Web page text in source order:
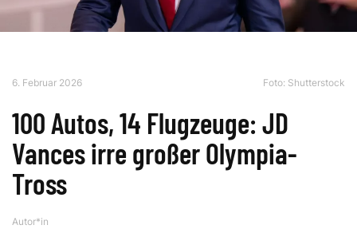
6. Februar 2026 Foto: Shutterstock
100 Autos, 14 Flugzeuge: JD
Vances irre großer Olympia-
Tross
Autor*in